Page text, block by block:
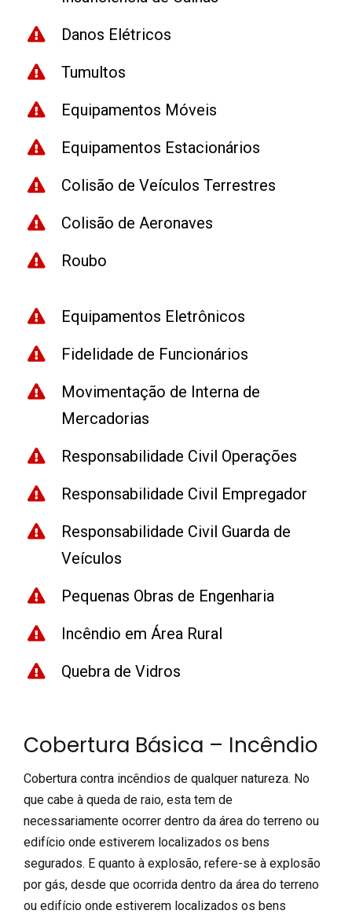
Danos Elétricos
Tumultos
Equipamentos Móveis
Equipamentos Estacionários
Colisão de Veículos Terrestres
Colisão de Aeronaves
Roubo
Equipamentos Eletrônicos
Fidelidade de Funcionários
Movimentação de Interna de
Mercadorias
Responsabilidade Civil Operações
Responsabilidade Civil Empregador
Responsabilidade Civil Guarda de
Veículos
Pequenas Obras de Engenharia
Incêndio em Área Rural
Quebra de Vidros
Cobertura Básica – Incêndio
Cobertura contra incêndios de qualquer natureza. No
que cabe à queda de raio, esta tem de
necessariamente ocorrer dentro da área do terreno ou
edifício onde estiverem localizados os bens
segurados. E quanto à explosão, refere-se à explosão
por gás, desde que ocorrida dentro da área do terreno
ou edifício onde estiverem localizados os bens